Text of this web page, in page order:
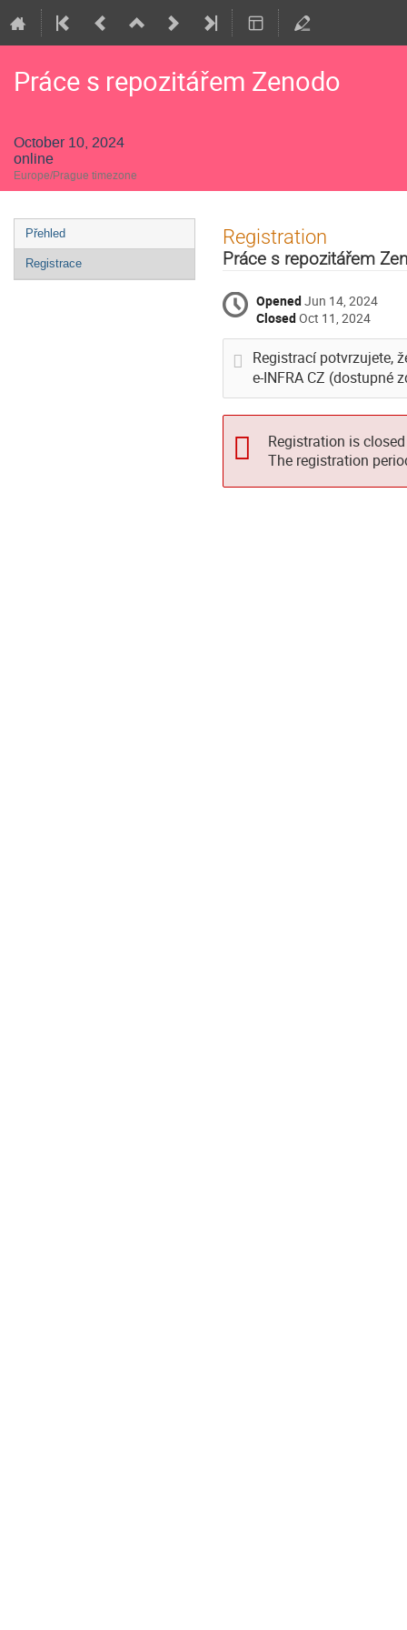
Práce s repozitářem Zenodo
October 10, 2024
online
Europe/Prague timezone
Event
menu
Přehled
Registrace
Registration
Práce s repozitářem
OpenedJun 14, 2024
ClosedOct 11, 2024
Registrací potvrzujete,
e-INFRA CZ (dostupné
Registration is closed
The registration